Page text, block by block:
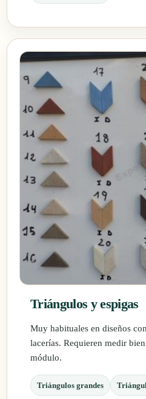
Triángulos y espigas
Muy habituales en diseños
lacerías. Requieren medir
módulo.
Triángulos grandes